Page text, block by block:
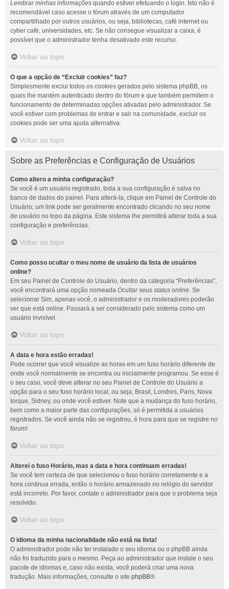
Lembrar minhas informações quando estiver efetuando o login. Isto não é
recomendável caso acesse o fórum através de um computador
compartilhado por outros usuários, ou seja, bibliotecas, café internet ou
cyber café, universidades, etc. Se não consegue visualizar a caixa, é
possível que o administrador tenha desativado este recurso.
Voltar ao topo
O que a opção de “Excluir cookies” faz?
Simplesmente exclui todos os cookies gerados pelo sistema phpBB, os
quais lhe mantém autenticado dentro do fórum e que também permitem o
funcionamento de determinadas opções ativadas pelo administrador. Se
você estiver com problemas de entrar e sair na comunidade, excluir os
cookies pode ser uma ajuda alternativa.
Voltar ao topo
Sobre as Preferências e Configuração de Usuários
Como altero a minha configuração?
Se você é um usuário registrado, toda a sua configuração é salva no
banco de dados do painel. Para alterá-la, clique em Painel de Controle do
Usuário; um link pode ser geralmente encontrado clicando no seu nome
de usuário no topo da página. Este sistema lhe permitirá alterar toda a sua
configuração e preferências.
Voltar ao topo
Como posso ocultar o meu nome de usuário da lista de usuários
online?
Em seu Painel de Controle do Usuário, dentro da categoria “Preferências”,
você encontrará uma opção nomeada Ocultar seus status online. Se
selecionar Sim, apenas você, o administrador e os moderadores poderão
ver que está online. Passará a ser considerado pelo sistema como um
usuário invisível.
Voltar ao topo
A data e hora estão erradas!
Pode ocorrer que você visualize as horas em um fuso horário diferente de
onde você normalmente se encontra ou inicialmente programou. Se esse é
o seu caso, você deve alterar no seu Painel de Controle do Usuário a
opção para o seu fuso horário local, ou seja, Brasil, Londres, Paris, Nova
Iorque, Sidney, ou onde você estiver. Note que a mudança do fuso horário,
bem como a maior parte das configurações, só é permitida a usuários
registrados. Se você ainda não se registrou, é hora para que se registre no
fórum!
Voltar ao topo
Alterei o fuso Horário, mas a data e hora continuam erradas!
Se você tem certeza de que selecionou o fuso horário corretamente e a
hora continua errada, então o horário armazenado no relógio do servidor
está incorreto. Por favor, contate o administrador para que o problema seja
resolvido.
Voltar ao topo
O idioma da minha nacionalidade não está na lista!
O administrador pode não ter instalado o seu idioma ou o phpBB ainda
não foi traduzido para o mesmo. Peça ao administrador que instale o seu
pacote de idiomas e, caso não exista, você poderá criar uma nova
tradução. Mais informações, consulte o site phpBB®.